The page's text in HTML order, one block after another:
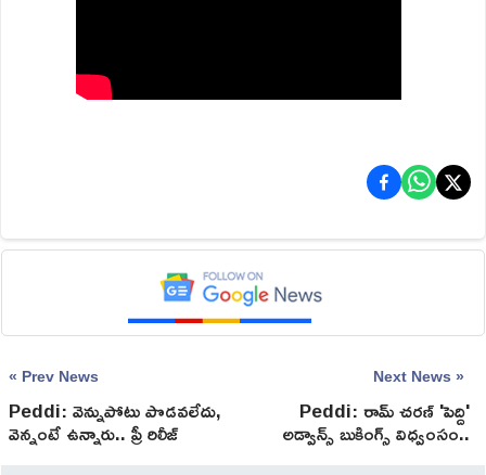
« Prev News
Peddi: వెన్నుపోటు పొడవలేదు,
వెన్నంటే ఉన్నారు.. ప్రీ రిలీజ్
ఈవెంట్ లో చరణ్ స్పీచ్ వైరల్
Next News »
Peddi: రామ్ చరణ్ 'పెద్ది'
అడ్వాన్స్ బుకింగ్స్ విధ్వంసం..
అప్పుడే అన్ని కోట్లా?